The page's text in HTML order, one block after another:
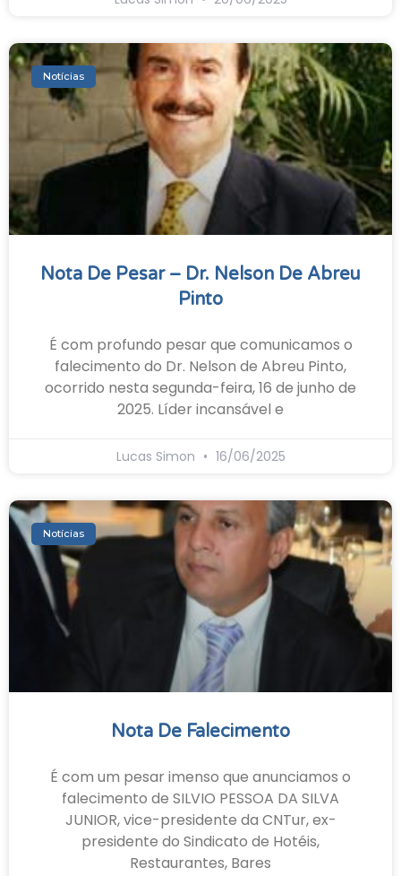
Notícias
Nota De Pesar – Dr. Nelson De Abreu
Pinto
É com profundo pesar que comunicamos o
falecimento do Dr. Nelson de Abreu Pinto,
ocorrido nesta segunda-feira, 16 de junho de
2025. Líder incansável e
Lucas Simon 16/06/2025
Notícias
Nota De Falecimento
É com um pesar imenso que anunciamos o
falecimento de SILVIO PESSOA DA SILVA
JUNIOR, vice-presidente da CNTur, ex-
presidente do Sindicato de Hotéis,
Restaurantes, Bares